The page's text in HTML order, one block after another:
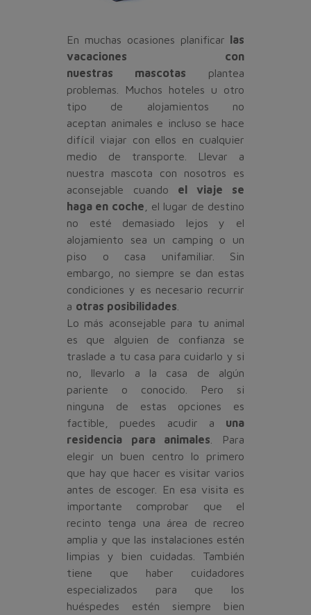
En muchas ocasiones planificar las
vacaciones con
nuestras mascotas plantea
problemas. Muchos hoteles u otro
tipo de alojamientos no
aceptan animales e incluso se hace
difícil viajar con ellos en cualquier
medio de transporte. Llevar a
nuestra mascota con nosotros es
aconsejable cuando el viaje se
haga en coche , el lugar de destino
no esté demasiado lejos y el
alojamiento sea un camping o un
piso o casa unifamiliar. Sin
embargo, no siempre se dan estas
condiciones y es necesario recurrir
a otras posibilidades
Lo más aconsejable para tu animal
es que alguien de confianza se
traslade a tu casa para cuidarlo y si
no, llevarlo a la casa de algún
pariente o conocido. Pero si
ninguna de estas opciones es
factible, puedes acudir a una
residencia para animales . Para
elegir un buen centro lo primero
que hay que hacer es visitar varios
antes de escoger. En esa visita es
importante comprobar que el
recinto tenga una área de recreo
amplia y que las instalaciones estén
limpias y bien cuidadas. También
tiene que haber cuidadores
especializados para que los
huéspedes estén siempre bien